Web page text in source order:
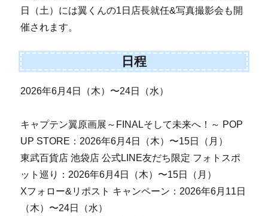
日（土）には翼くんの1日店長就任&写真撮影会も開
催されます。
日程
2026年6月4日（木）〜24日（水）
キャプテン翼原画展～FINALそして未来へ！～ POP
UP STORE：2026年6月4日（木）〜15日（月）
東武百貨店 池袋店 公式LINE友だち限定 フォトスポ
ット巡り：2026年6月4日（木）〜15日（月）
Xフォロー&リポスト キャンペーン：2026年6月11日
（木）〜24日（水）